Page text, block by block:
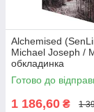
Alchemised
Michael Joseph /
обкладинка
Готово до
1 186,60 ₴ 1